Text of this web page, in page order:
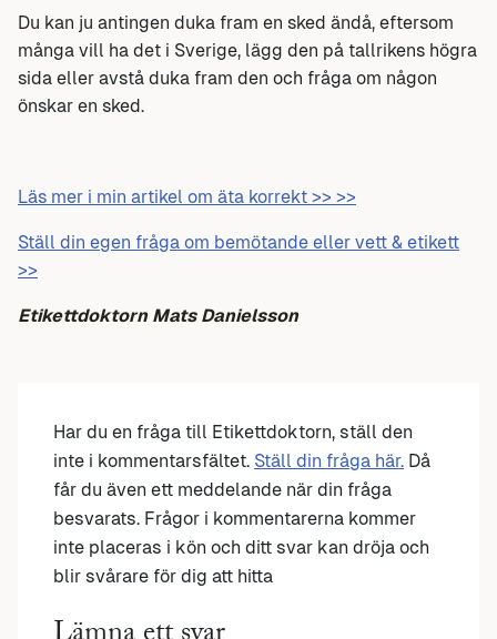
Du kan ju antingen duka fram en sked ändå, eftersom
många vill ha det i Sverige, lägg den på tallrikens högra
sida eller avstå duka fram den och fråga om någon
önskar en sked.
Läs mer i min artikel om äta korrekt >> >>
Ställ din egen fråga om bemötande eller vett & etikett
>>
Etikettdoktorn Mats Danielsson
Har du en fråga till Etikettdoktorn, ställ den
inte i kommentarsfältet. Ställ din fråga här. Då
får du även ett meddelande när din fråga
besvarats. Frågor i kommentarerna kommer
inte placeras i kön och ditt svar kan dröja och
blir svårare för dig att hitta